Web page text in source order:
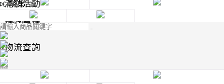
﹝抗敏﹞
﹝面膜﹞
▸交易密碼
▸儲值專案
▹滿額活動
▹積分累積
▹物流查詢
熱銷推薦